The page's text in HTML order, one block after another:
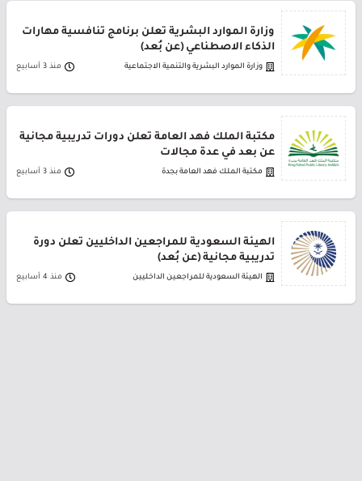
وزارة الموارد البشرية تعلن برنامج تنافسية مهارات
الذكاء الاصطناعي (عن بُعد)
وزارة الموارد البشرية والتنمية الاجتماعية منذ 3 أسابيع
مكتبة الملك فهد العامة تعلن دورات تدريبية مجانية
عن بعد في عدة مجالات
مكتبة الملك فهد العامة بجدة منذ 3 أسابيع
الهيئة السعودية للمراجعين الداخليين تعلن دورة
تدريبية مجانية (عن بُعد)
الهيئة السعودية للمراجعين الداخليين منذ 4 أسابيع